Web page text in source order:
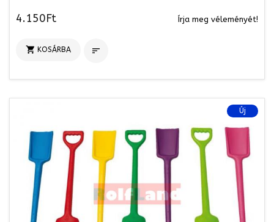
4.150Ft Írja meg véleményét!
 KOSÁRBA 
Új